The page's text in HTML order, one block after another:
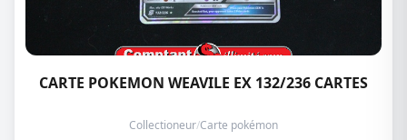
CARTE POKEMON WEAVILE EX 132/236 CARTES
Collectioneur/Carte pokémon